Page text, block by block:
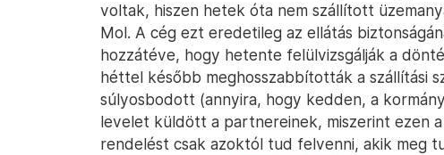
voltak, hiszen hetek óta nem szállított
Mol. A cég ezt eredetileg az ellátás
hozzátéve, hogy hetente felülvizsgálják a
héttel később meghosszabbították a szállítási
súlyosbodott (annyira, hogy kedden, a
levelet küldött a partnereinek, miszerint ezen
rendelést csak azoktól tud felvenni, akik meg